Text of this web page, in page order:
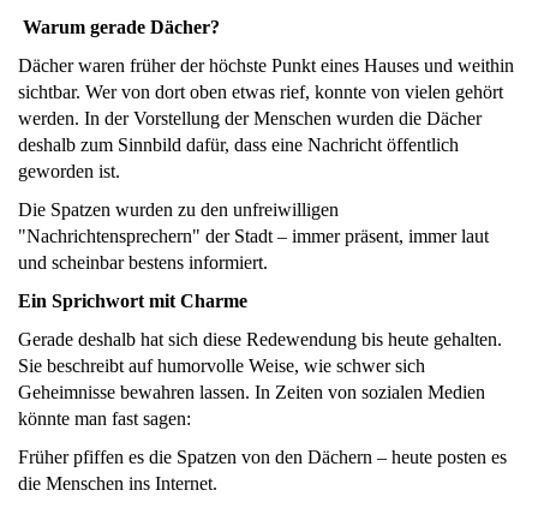
Warum gerade Dächer?
Dächer waren früher der höchste Punkt eines Hauses und weithin
sichtbar. Wer von dort oben etwas rief, konnte von vielen gehört
werden. In der Vorstellung der Menschen wurden die Dächer
deshalb zum Sinnbild dafür, dass eine Nachricht öffentlich
geworden ist.
Die Spatzen wurden zu den unfreiwilligen
"Nachrichtensprechern" der Stadt – immer präsent, immer laut
und scheinbar bestens informiert.
Ein Sprichwort mit Charme
Gerade deshalb hat sich diese Redewendung bis heute gehalten.
Sie beschreibt auf humorvolle Weise, wie schwer sich
Geheimnisse bewahren lassen. In Zeiten von sozialen Medien
könnte man fast sagen:
Früher pfiffen es die Spatzen von den Dächern – heute posten es
die Menschen ins Internet.